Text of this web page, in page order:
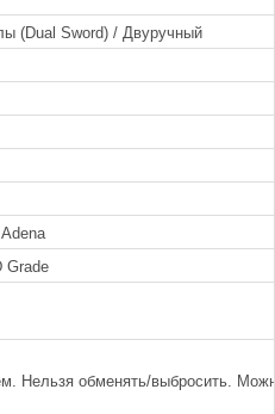
(Dual Sword) / Двуручный
Grade
Нельзя обменять/выбросить.